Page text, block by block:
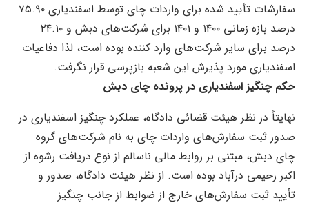
سفارشات تأیید شده برای واردات چای توسط اسفندیاری ۷۵.۹۰
درصد بازه زمانی ۱۴۰۰ و ۱۴۰۱ برای شرکت‌های دبش و ۲۴.۱۰
درصد برای سایر شرکت‌های وارد کننده بوده است، لذا دفاعیات
اسفندیاری مورد پذیرش این شعبه بازپرسی قرار نگرفت.
حکم چنگیز اسفندیاری در پرونده چای دبش
نهایتاً در نظر هیئت قضائی دادگاه، عملکرد چنگیز اسفندیاری در
صدور ثبت سفارش‌های واردات چای به نام شرکت‌های گروه
چای دبش، مبتنی بر روابط مالی ناسالم از نوع دریافت رشوه از
اکبر رحیمی درآباد بوده است. از نظر هیئت دادگاه، صدور و
تأیید ثبت سفارش‌های خارج از ضوابط از جانب چنگیز